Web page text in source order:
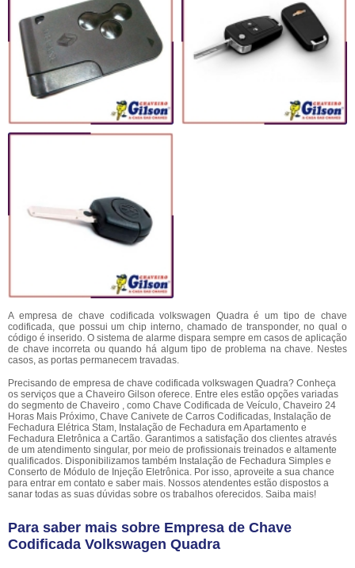
A empresa de chave codificada volkswagen Quadra é um tipo de chave
codificada, que possui um chip interno, chamado de transponder, no qual o
código é inserido. O sistema de alarme dispara sempre em casos de aplicação
de chave incorreta ou quando há algum tipo de problema na chave. Nestes
casos, as portas permanecem travadas.
Precisando de empresa de chave codificada volkswagen Quadra? Conheça
os serviços que a Chaveiro Gilson oferece. Entre eles estão opções variadas
do segmento de Chaveiro , como Chave Codificada de Veículo, Chaveiro 24
Horas Mais Próximo, Chave Canivete de Carros Codificadas, Instalação de
Fechadura Elétrica Stam, Instalação de Fechadura em Apartamento e
Fechadura Eletrônica a Cartão. Garantimos a satisfação dos clientes através
de um atendimento singular, por meio de profissionais treinados e altamente
qualificados. Disponibilizamos também Instalação de Fechadura Simples e
Conserto de Módulo de Injeção Eletrônica. Por isso, aproveite a sua chance
para entrar em contato e saber mais. Nossos atendentes estão dispostos a
sanar todas as suas dúvidas sobre os trabalhos oferecidos. Saiba mais!
Para saber mais sobre Empresa de Chave
Codificada Volkswagen Quadra